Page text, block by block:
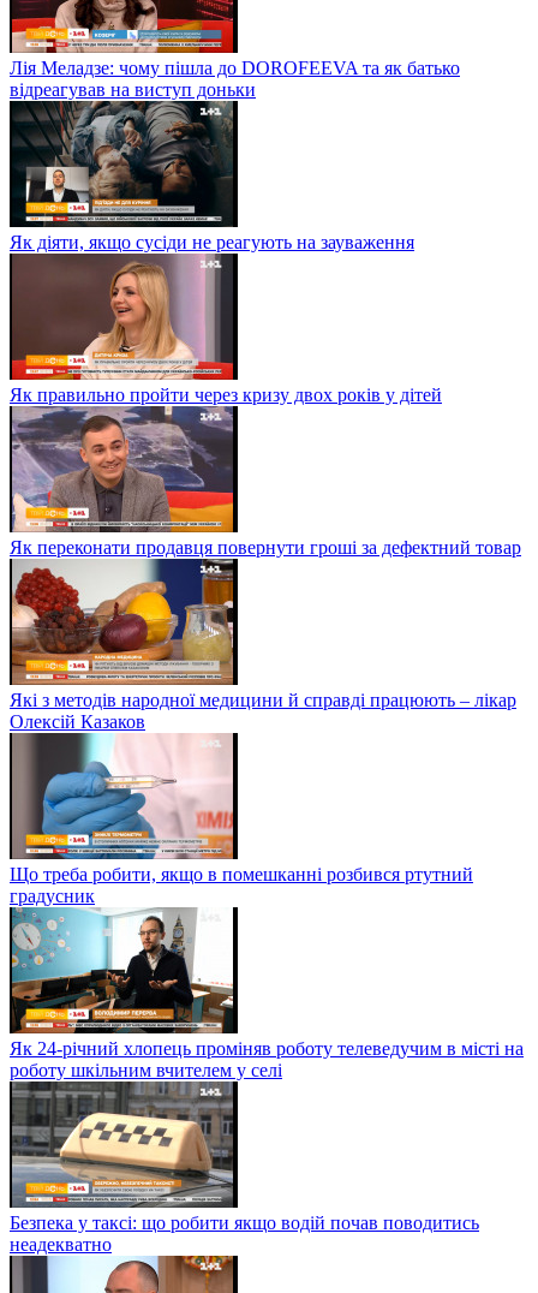
Лія Меладзе: чому пішла до DOROFEEVA та як батько
відреагував на виступ доньки
Як діяти, якщо сусіди не реагують на зауваження
Як правильно пройти через кризу двох років у дітей
Як переконати продавця повернути гроші за дефектний товар
Які з методів народної медицини й справді працюють – лікар
Олексій Казаков
Що треба робити, якщо в помешканні розбився ртутний
градусник
Як 24-річний хлопець проміняв роботу телеведучим в місті на
роботу шкільним вчителем у селі
Безпека у таксі: що робити якщо водій почав поводитись
неадекватно